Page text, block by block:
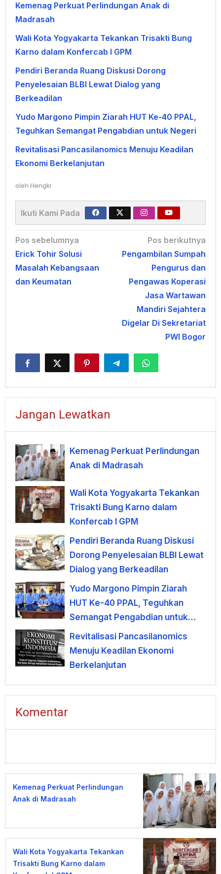
Kemenag Perkuat Perlindungan Anak di
Madrasah
Wali Kota Yogyakarta Tekankan Trisakti Bung
Karno dalam Konfercab I GPM
Pendiri Beranda Ruang Diskusi Dorong
Penyelesaian BLBI Lewat Dialog yang
Berkeadilan
Yudo Margono Pimpin Ziarah HUT Ke-40 PPAL,
Teguhkan Semangat Pengabdian untuk Negeri
Revitalisasi Pancasilanomics Menuju Keadilan
Ekonomi Berkelanjutan
oleh Hengki
Ikuti Kami Pada
Navigasi
pos
Pos sebelumnya
Erick Tohir Solusi
Masalah Kebangsaan
dan Keumatan
Pos berikutnya
Pengambilan Sumpah
Pengurus dan
Pengawas Koperasi
Jasa Wartawan
Mandiri Sejahtera
Digelar Di Sekretariat
PWI Bogor
Jangan Lewatkan
Kemenag Perkuat Perlindungan
Anak di Madrasah
Wali Kota Yogyakarta Tekankan
Trisakti Bung Karno dalam
Konfercab I GPM
Pendiri Beranda Ruang Diskusi
Dorong Penyelesaian BLBI Lewat
Dialog yang Berkeadilan
Yudo Margono Pimpin Ziarah
HUT Ke-40 PPAL, Teguhkan
Semangat Pengabdian untuk
Negeri
Revitalisasi Pancasilanomics
Menuju Keadilan Ekonomi
Berkelanjutan
Komentar
Kemenag Perkuat Perlindungan
Anak di Madrasah
Wali Kota Yogyakarta Tekankan
Trisakti Bung Karno dalam